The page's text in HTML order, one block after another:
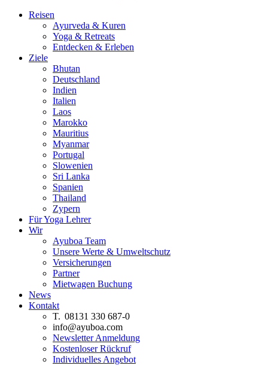
Reisen
Ayurveda & Kuren
Yoga & Retreats
Entdecken & Erleben
Ziele
Bhutan
Deutschland
Indien
Italien
Laos
Marokko
Mauritius
Myanmar
Portugal
Slowenien
Sri Lanka
Spanien
Thailand
Zypern
Für Yoga Lehrer
Wir
Ayuboa Team
Unsere Werte & Umweltschutz
Versicherungen
Partner
Mietwagen Buchung
News
Kontakt
T. 08131 330 687-0
info@ayuboa.com
Newsletter Anmeldung
Kostenloser Rückruf
Individuelles Angebot